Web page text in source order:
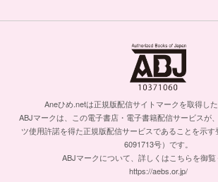
Aneひめ.netは正規版配信サイトマークを取得した
ABJマークは、この電子書店・電子書籍配信サービスが
ツ使用許諾を得た正規版配信サービスであることを示
6091713号）です。
ABJマークについて、詳しくはこちらを御覧
https://aebs.or.jp/